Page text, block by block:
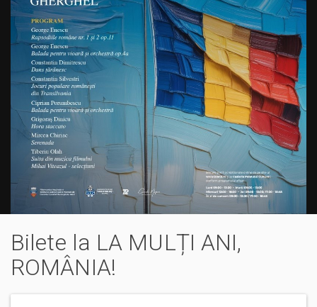
Bilete la LA MULȚI ANI,
ROMÂNIA!